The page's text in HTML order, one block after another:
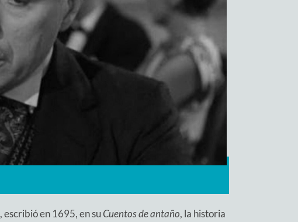
, escribió en 1695, en suCuentos de antaño, la historia